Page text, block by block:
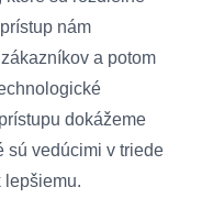
nám
a potom
dokážeme
sú vedúcimi v triede
lepšiemu.